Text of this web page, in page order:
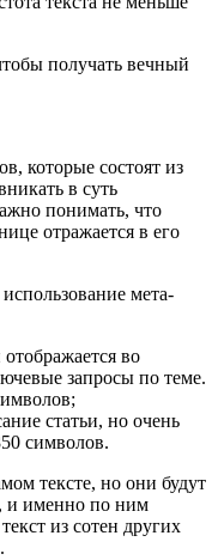
которые состоят из
в суть
понимать, что
отражается в его
мета-
во
запросы по теме.
статьи, но очень
символов.
тексте, но они будут
и именно по ним
из сотен других